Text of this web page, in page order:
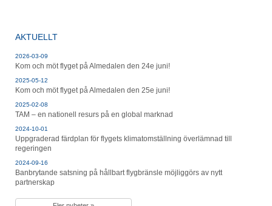
AKTUELLT
2026-03-09
Kom och möt flyget på Almedalen den 24e juni!
2025-05-12
Kom och möt flyget på Almedalen den 25e juni!
2025-02-08
TAM – en nationell resurs på en global marknad
2024-10-01
Uppgraderad färdplan för flygets klimatomställning överlämnad till
regeringen
2024-09-16
Banbrytande satsning på hållbart flygbränsle möjliggörs av nytt
partnerskap